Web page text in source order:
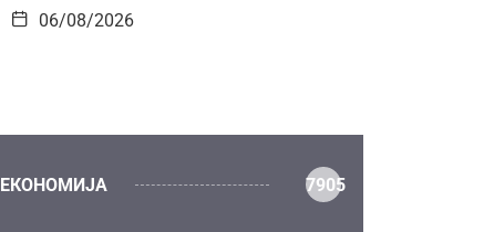
06/08/2026
ЕКОНОМИЈА 7905